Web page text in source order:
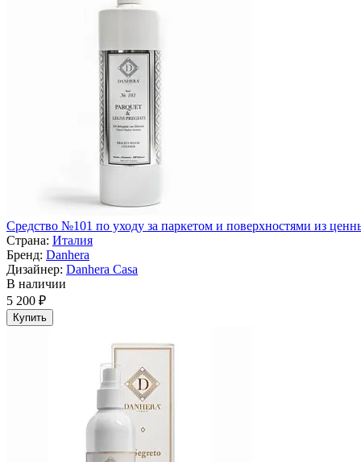
Средство №101 по уходу за паркетом и поверхностями из
Страна: Италия
Бренд: Danhera
Дизайнер: Danhera Casa
В наличии
5 200 ₽
Купить